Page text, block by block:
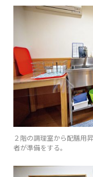
２階の調理室から配膳用
者が準備をする。